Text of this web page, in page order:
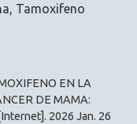
Tamoxifeno
EN LA
DE MAMA:
2026 Jan. 26